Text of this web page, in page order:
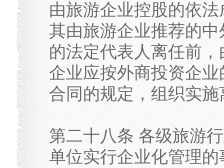
由旅游企业控股的依
其由旅游企业推荐的
的法定代表人离任前
企业应按外商投资企
合同的规定，组织实
第二十八条 各级旅游
单位实行企业化管理